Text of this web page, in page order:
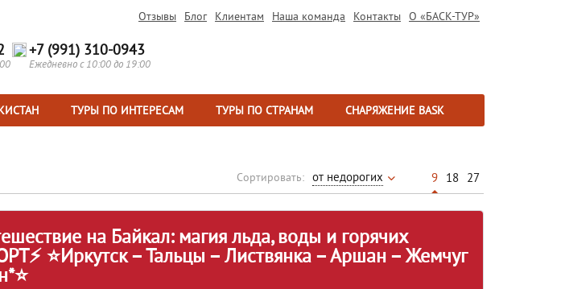
Отзывы Блог Клиентам Наша команда Контакты О «БАСК-ТУР»
+7 (991) 310-0943
Ежедневно с 10:00 до 19:00
ТУРЫ ПО ИНТЕРЕСАМ ТУРЫ ПО СТРАНАМ СНАРЯЖЕНИЕ BASK
Сортировать: от недорогих 9 18 27
на Байкал: магия льда, воды и горячих
⭐Иркутск – Тальцы – Листвянка – Аршан – Жемчуг